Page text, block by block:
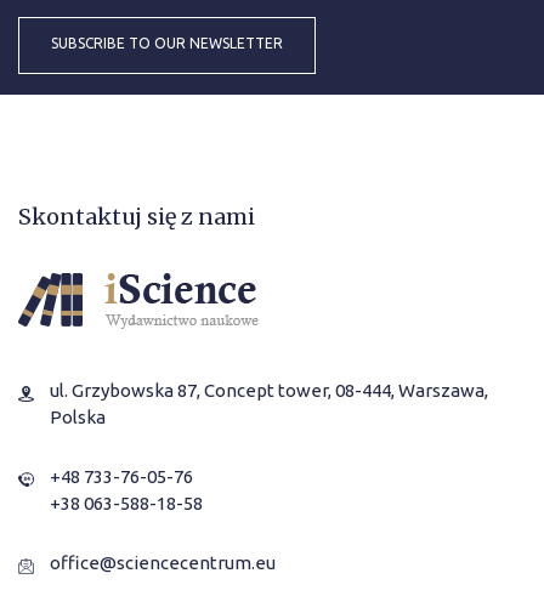
Skontaktuj się z nami
ul. Grzybowska 87, Concept tower, 08-444, Warszawa,
Polska
+48 733-76-05-76
+38 063-588-18-58
office@sciencecentrum.eu